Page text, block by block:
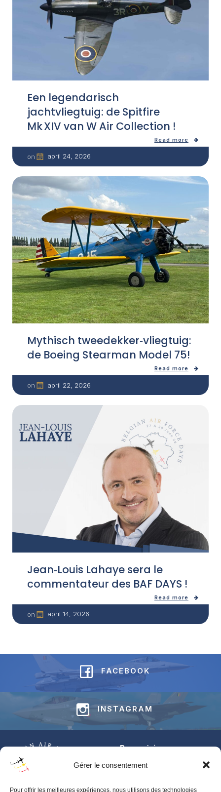
Gérer le consentement
Pour offrir les meilleures expériences, nous utilisons des technologies
Een legendarisch
jachtvliegtuig: de Spitfire
Mk XIV van W Air Collection !
Read more
on april 24, 2026
Mythisch tweedekker‑vliegtuig:
de Boeing Stearman Model 75!
Read more
on april 22, 2026
Jean‑Louis Lahaye sera le
commentateur des BAF DAYS !
Read more
on april 14, 2026
FACEBOOK
INSTAGRAM
Base aérienne